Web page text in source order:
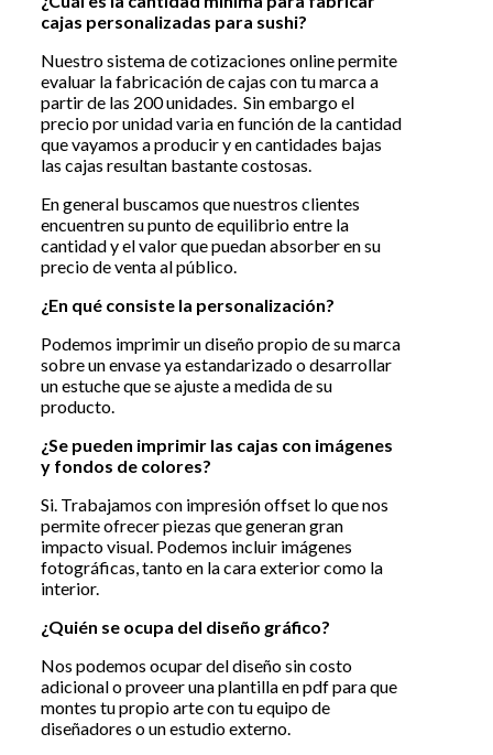
cajas personalizadas para sushi?
Nuestro sistema de cotizaciones online permite
evaluar la fabricación de cajas con tu marca a
partir de las 200 unidades. Sin embargo el
precio por unidad varia en función de la cantidad
que vayamos a producir y en cantidades bajas
las cajas resultan bastante costosas.
En general buscamos que nuestros clientes
encuentren su punto de equilibrio entre la
cantidad y el valor que puedan absorber en su
precio de venta al público.
¿En qué consiste la personalización?
Podemos imprimir un diseño propio de su marca
sobre un envase ya estandarizado o desarrollar
un estuche que se ajuste a medida de su
producto.
¿Se pueden imprimir las cajas con imágenes
y fondos de colores?
Si. Trabajamos con impresión offset lo que nos
permite ofrecer piezas que generan gran
impacto visual. Podemos incluir imágenes
fotográficas, tanto en la cara exterior como la
interior.
¿Quién se ocupa del diseño gráfico?
Nos podemos ocupar del diseño sin costo
adicional o proveer una plantilla en pdf para que
montes tu propio arte con tu equipo de
diseñadores o un estudio externo.